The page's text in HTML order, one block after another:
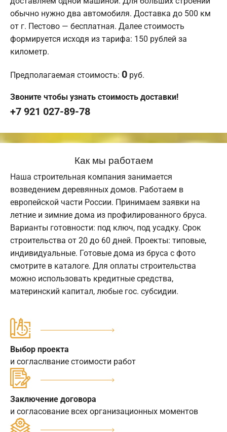
обычно нужно два автомобиля. Доставка до 500 км
от г. Пестово — бесплатная. Далее стоимость
формируется исходя из тарифа: 150 рублей за
километр.
Предполагаемая стоимость: 0 руб.
Звоните чтобы узнать стоимость доставки!
+7 921 027-89-78
Как мы работаем
Наша строительная компания занимается
возведением деревянных домов. Работаем в
европейской части России. Принимаем заявки на
летние и зимние дома из профилированного бруса.
Варианты готовности: под ключ, под усадку. Срок
строительства от 20 до 60 дней. Проекты: типовые,
индивидуальные. Готовые дома из бруса с фото
смотрите в каталоге. Для оплаты строительства
можно использовать кредитные средства,
материнский капитал, любые гос. субсидии.
Выбор проекта
и согласлвание стоимости работ
Заключение договора
и согласование всех организационных моментов